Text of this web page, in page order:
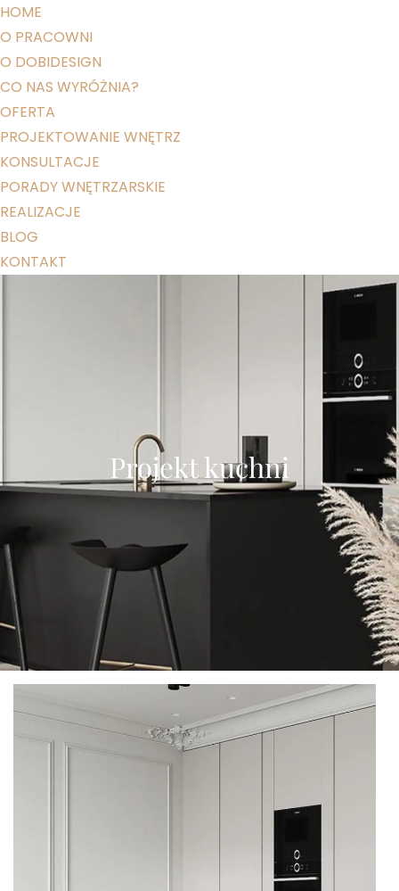
HOME
O PRACOWNI
O DOBIDESIGN
CO NAS WYRÓŻNIA?
OFERTA
PROJEKTOWANIE WNĘTRZ
KONSULTACJE
PORADY WNĘTRZARSKIE
REALIZACJE
BLOG
KONTAKT
Projekt kuchni